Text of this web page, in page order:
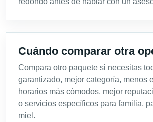
Cuándo comparar otra
Compara otro paquete si necesitas
garantizado, mejor categoría, menos
horarios más cómodos, mejor
o servicios específicos para familia,
miel.